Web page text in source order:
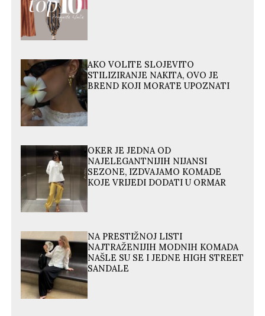
AKO VOLITE SLOJEVITO
STILIZIRANJE NAKITA, OVO JE
BREND KOJI MORATE UPOZNATI
OKER JE JEDNA OD
NAJELEGANTNIJIH NIJANSI
SEZONE, IZDVAJAMO KOMADE
KOJE VRIJEDI DODATI U ORMAR
NA PRESTIŽNOJ LISTI
NAJTRAŽENIJIH MODNIH KOMADA
NAŠLE SU SE I JEDNE HIGH STREET
SANDALE